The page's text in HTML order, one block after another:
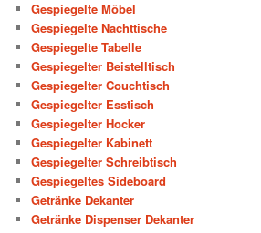
Gespiegelte Möbel
Gespiegelte Nachttische
Gespiegelte Tabelle
Gespiegelter Beistelltisch
Gespiegelter Couchtisch
Gespiegelter Esstisch
Gespiegelter Hocker
Gespiegelter Kabinett
Gespiegelter Schreibtisch
Gespiegeltes Sideboard
Getränke Dekanter
Getränke Dispenser Dekanter